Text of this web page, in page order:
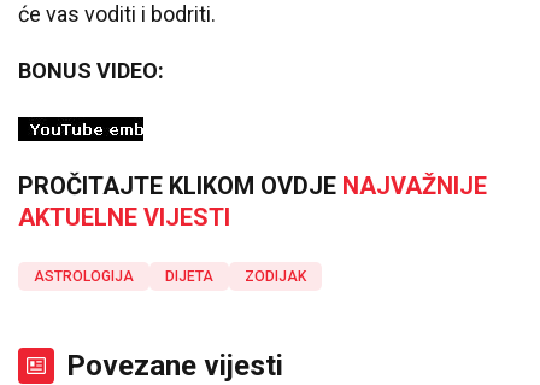
će vas voditi i bodriti.
BONUS VIDEO:
PROČITAJTE KLIKOM OVDJE NAJVAŽNIJE
AKTUELNE VIJESTI
ASTROLOGIJA DIJETA ZODIJAK
Povezane vijesti